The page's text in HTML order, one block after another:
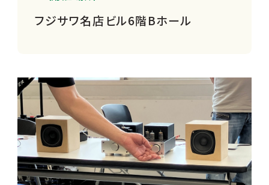
フジサワ名店ビル6階Bホール